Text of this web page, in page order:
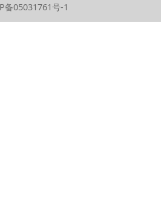
备05031761号-1